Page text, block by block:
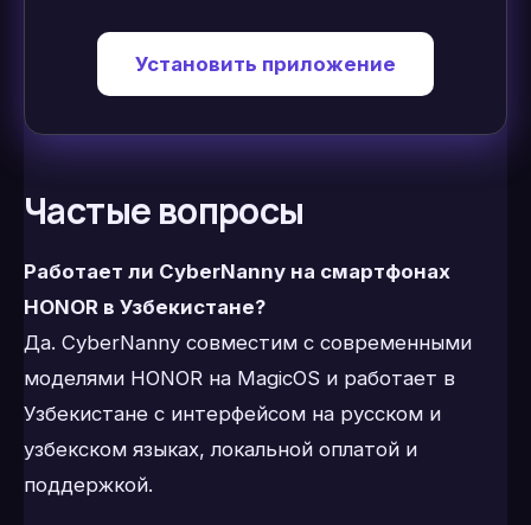
Установить приложение
Частые вопросы
Работает ли CyberNanny на смартфонах
HONOR в Узбекистане?
Да. CyberNanny совместим с современными
моделями HONOR на MagicOS и работает в
Узбекистане с интерфейсом на русском и
узбекском языках, локальной оплатой и
поддержкой.